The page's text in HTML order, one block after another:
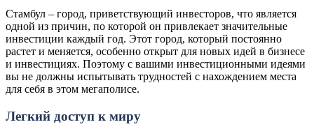
Стамбул – город, приветствующий инвесторов, что является
одной из причин, по которой он привлекает значительные
инвестиции каждый год. Этот город, который постоянно
растет и меняется, особенно открыт для новых идей в бизнесе
и инвестициях. Поэтому с вашими инвестиционными идеями
вы не должны испытывать трудностей с нахождением места
для себя в этом мегаполисе.
Легкий доступ к миру